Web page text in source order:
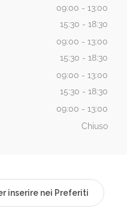
09:00 - 13:00
15:30 - 18:30
09:00 - 13:00
15:30 - 18:30
09:00 - 13:00
15:30 - 18:30
09:00 - 13:00
Chiuso
inserire nei Preferiti